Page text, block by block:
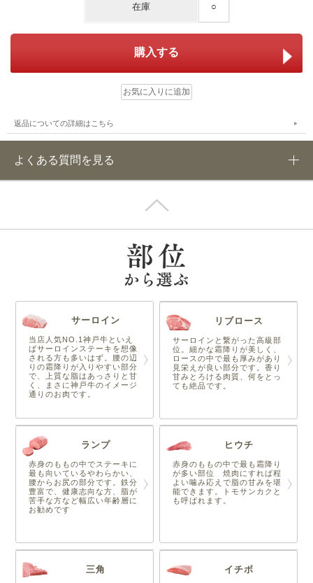
在庫 ○
返品についての詳細はこちら
よくある質問を見る
サーロイン
当店人気NO.1神戸牛といえ
ばサーロインステーキを想像
される方も多いはず。腰の辺
りの霜降りが入りやすい部分
で、上質な脂はあっさりと甘
く、まさに神戸牛のイメージ
通りのお肉です。
リブロース
サーロインと繋がった高級部
位。細かな霜降りが美しく、
ロースの中で最も厚みがあり
見栄えが良い部分です。香り
甘みとろける肉質、何をとっ
ても絶品です。
ランプ
赤身のももの中でステーキに
最も向いているやわらかい、
腰からお尻の部分です。鉄分
豊富で、健康志向な方、脂が
苦手な方など幅広い年齢層に
お勧めです
ヒウチ
赤身のももの中で最も霜降り
が多い部位 焼肉にすれば程
よい噛み応えで脂の甘みを堪
能できます。トモサンカクと
も呼ばれます。
三角 イチボ